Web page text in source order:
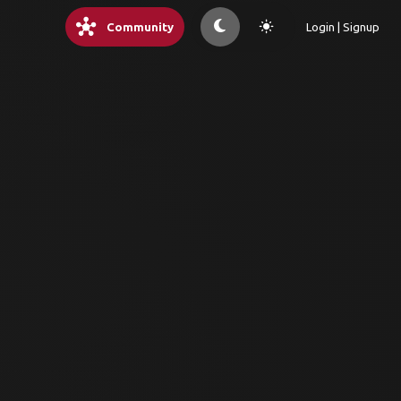
hub Community light_mode Login | Signup